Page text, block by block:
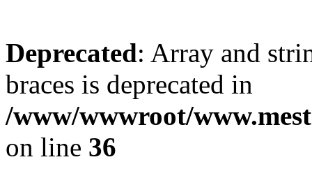
Deprecated: Array and
braces is deprecated in
/www/wwwroot/
on line 36